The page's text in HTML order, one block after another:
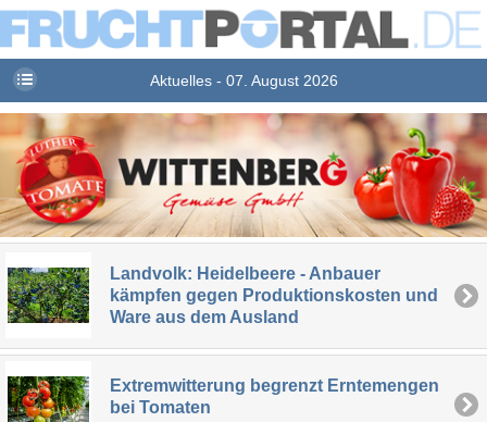
Aktuelles - 07. August 2026
Landvolk: Heidelbeere - Anbauer
kämpfen gegen Produktionskosten und
Ware aus dem Ausland
Extremwitterung begrenzt Erntemengen
bei Tomaten